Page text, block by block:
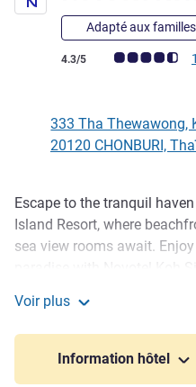
Adapté aux familles
Note Avis clients (Note ALL)
4.3/5
333 Tha Thewawong,
20120 CHONBURI,
Description
Escape to the tranquil
Island Resort, where
sea view rooms await.
private pier connecting
Chang Island. Whether
adventure, our speedboat
Voir plus
Information hôtel